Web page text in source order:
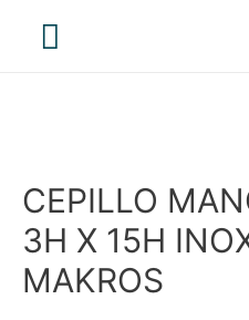
Menú
CEPILLO
3H X 15H
MAKROS